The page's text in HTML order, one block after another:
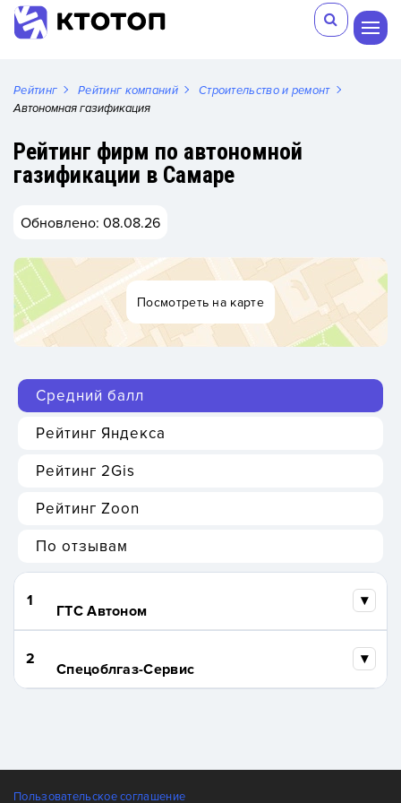
Рейтинг Рейтинг компаний
Строительство и ремонт
Автономная газификация
Рейтинг фирм по автономной
газификации в Самаре
Обновлено: 08.08.26
Посмотреть на карте
Средний балл
Рейтинг Яндекса
Рейтинг 2Gis
Рейтинг Zoon
По отзывам
1
ГТС Автоном
2
Спецоблгаз-Сервис
Пользовательское соглашение